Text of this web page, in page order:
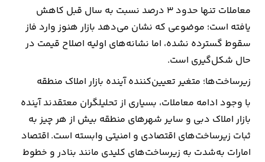
معاملات تنها حدود 3 درصد نسبت به سال قبل کاهش
یافته است؛ موضوعی که نشان می‌دهد بازار هنوز وارد فاز
سقوط گسترده نشده، اما نشانه‌های اولیه اصلاح قیمت در
حال شکل‌گیری است.
زیرساخت‌ها؛ متغیر تعیین‌کننده آینده بازار املاک منطقه
با وجود ادامه معاملات، بسیاری از تحلیلگران معتقدند آینده
بازار املاک دبی و سایر شهرهای منطقه بیش از هر چیز به
ثبات زیرساخت‌های اقتصادی و امنیتی وابسته است. اقتصاد
امارات به‌شدت به زیرساخت‌های کلیدی مانند بنادر و خطوط